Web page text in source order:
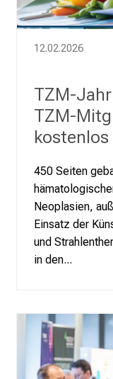
12.02.2026
TZM-
TZM-
450 Seiten
Neoplasien,
Einsatz der
und
in den...